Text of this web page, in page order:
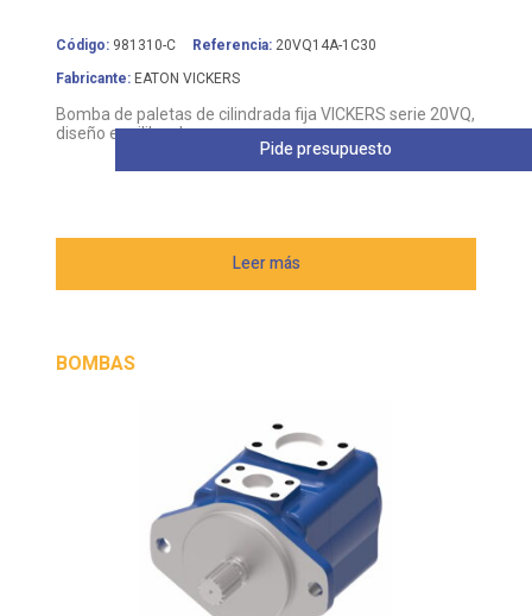
Código: 981310-C Referencia: 20VQ14A-1C30
Fabricante: EATON VICKERS
Bomba de paletas de cilindrada fija VICKERS serie 20VQ,
diseño equilibrado
Leer más
Pide presupuesto
BOMBAS